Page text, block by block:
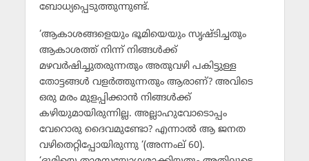
ബോധ്യപ്പെടുത്തുന്നുണ്ട്.
‘ആകാശങ്ങളെയും ഭൂമിയെയും സൃഷ്ടിച്ചതും
ആകാശത്ത് നിന്ന് നിങ്ങള്‍ക്ക്
മഴവര്‍ഷിച്ചുതരുന്നതും അതുവഴി പകിട്ടുള്ള
തോട്ടങ്ങള്‍ വളര്‍ത്തുന്നതും ആരാണ്? അവിടെ
ഒരു മരം മുളപ്പിക്കാന്‍ നിങ്ങള്‍ക്ക്
കഴിയുമായിരുന്നില്ല. അല്ലാഹുവോടൊപ്പം
വേറൊരു ദൈവമുണ്ടോ? എന്നാല്‍ ആ ജനത
വഴിതെറ്റിപ്പോയിരുന്നു ‘(അന്നംല് 60).